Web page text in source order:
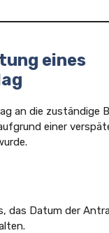
eines
an die zuständige
einer
das Datum der